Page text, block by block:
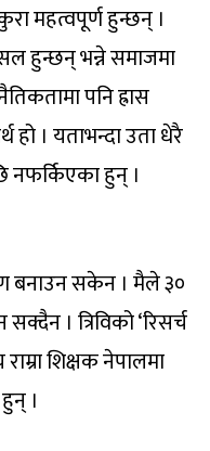
महत्वपूर्ण हुन्छन् ।
हुन्छन् भन्ने समाजमा
पनि ह्रास
हो । यताभन्दा उता धेरै
नफर्किएका हुन् ।
बनाउन सकेन । मैले ३०
। त्रिविको ‘रिसर्च
शिक्षक नेपालमा
।